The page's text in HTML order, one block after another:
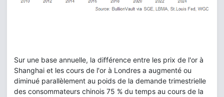
Sur une base annuelle, la différence entre les prix de l'or à
Shanghai et les cours de l'or à Londres a augmenté ou
diminué parallèlement au poids de la demande trimestrielle
des consommateurs chinois 75 % du temps au cours de la